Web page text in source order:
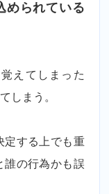
められている
覚えてしまった
しまう。
定する上でも重
誰の行為かも誤